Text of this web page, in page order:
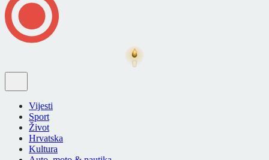
Vijesti
Sport
Život
Hrvatska
Kultura